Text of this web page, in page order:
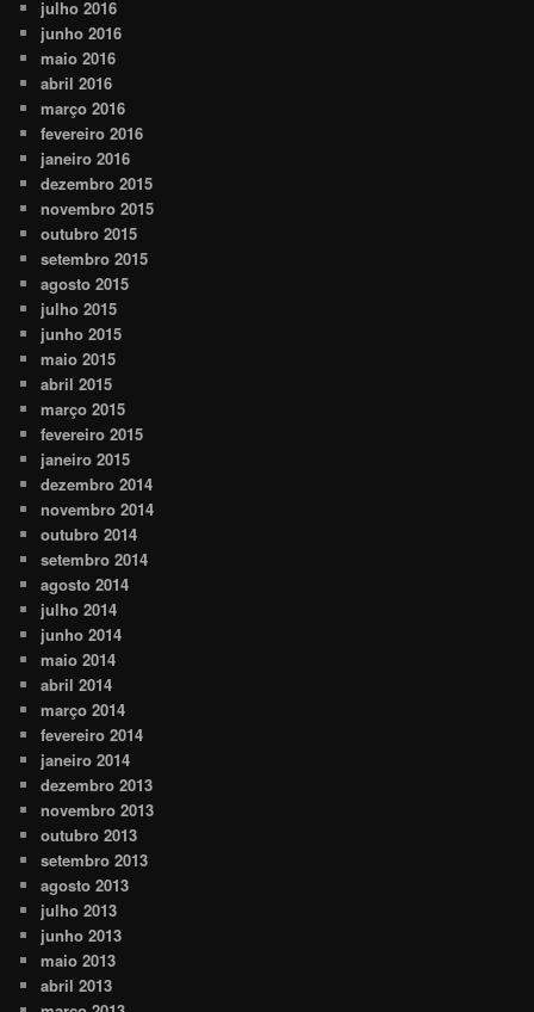
julho 2016
junho 2016
maio 2016
abril 2016
março 2016
fevereiro 2016
janeiro 2016
dezembro 2015
novembro 2015
outubro 2015
setembro 2015
agosto 2015
julho 2015
junho 2015
maio 2015
abril 2015
março 2015
fevereiro 2015
janeiro 2015
dezembro 2014
novembro 2014
outubro 2014
setembro 2014
agosto 2014
julho 2014
junho 2014
maio 2014
abril 2014
março 2014
fevereiro 2014
janeiro 2014
dezembro 2013
novembro 2013
outubro 2013
setembro 2013
agosto 2013
julho 2013
junho 2013
maio 2013
abril 2013